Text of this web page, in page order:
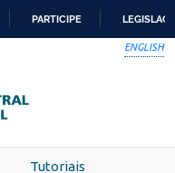
PARTICIPE
ENGLISH
Tutoriais